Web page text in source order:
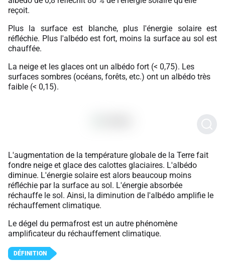
reçoit.
Plus la surface est blanche, plus l'énergie solaire est
réfléchie. Plus l'albédo est fort, moins la surface au sol est
chauffée.
La neige et les glaces ont un albédo fort (< 0,75). Les
surfaces sombres (océans, forêts, etc.) ont un albédo très
faible (< 0,15).
L'augmentation de la température globale de la Terre fait
fondre neige et glace des calottes glaciaires. L'albédo
diminue. L'énergie solaire est alors beaucoup moins
réfléchie par la surface au sol. L'énergie absorbée
réchauffe le sol. Ainsi, la diminution de l'albédo amplifie le
réchauffement climatique.
Le dégel du permafrost est un autre phénomène
amplificateur du réchauffement climatique.